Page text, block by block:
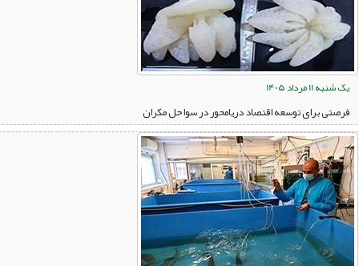
یک شنبه 11 مرداد 1405
فرصتی برای توسعه اقتصاد دریامحور در سواحل مکران